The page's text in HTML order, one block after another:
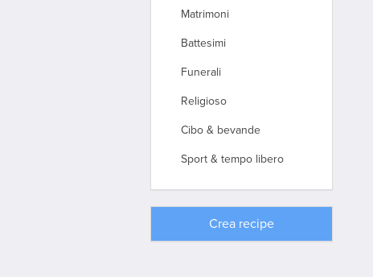
Matrimoni
Battesimi
Funerali
Religioso
Cibo & bevande
Sport & tempo libero
Crea recipe